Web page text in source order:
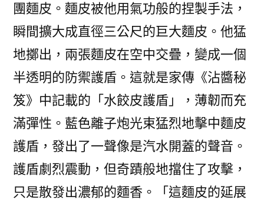
團麵皮。麵皮被他用氣功般的捏製手法，
瞬間擴大成直徑三公尺的巨大麵皮。他猛
地擲出，兩張麵皮在空中交疊，變成一個
半透明的防禦護盾。這就是家傳《沾醬秘
笈》中記載的「水餃皮護盾」，薄韌而充
滿彈性。藍色離子炮光束猛烈地擊中麵皮
護盾，發出了一聲像是汽水開蓋的聲音。
護盾劇烈震動，但奇蹟般地擋住了攻擊，
只是散發出濃郁的麵香。「這麵皮的延展